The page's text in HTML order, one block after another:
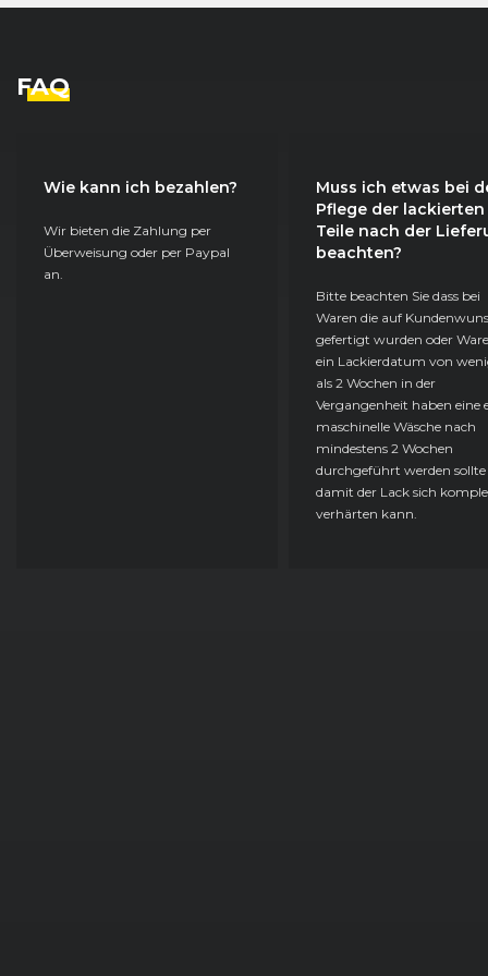
FAQ
Wie kann ich bezahlen?
Wir bieten die Zahlung per
Überweisung oder per Paypal
an.
Muss ich etwas bei
Pflege der lackierten
Teile nach der
beachten?
Bitte beachten Sie dass bei
Waren die auf
gefertigt wurden oder
ein Lackierdatum von
als 2 Wochen in der
Vergangenheit haben eine
maschinelle Wäsche nach
mindestens 2 Wochen
durchgeführt werden sollte
damit der Lack sich
verhärten kann.